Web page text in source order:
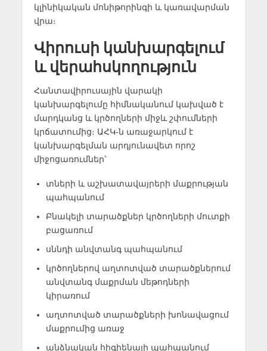
կլինիկական մոնիթորինգի և կառավարման
վրա։
Վիրուսի կանխարգելում
և վերահսկողություն
Հանտավիրուսային վարակի
կանխարգելումը հիմնականում կախված է
մարդկանց և կրծողների միջև շփումների
կրճատումից։ ԱՀԿ-ն առաջարկում է
կանխարգելման արդյունավետ որոշ
միջոցառումներ՝
տների և աշխատավայրերի մաքրության
պահպանում
Բնակելի տարածքներ կրծողների մուտքի
բացառում
սննդի անվտանգ պահպանում
կրծողներով աղտոտված տարածքներում
անվտանգ մաքրման մեթոդների
կիրառում
աղտոտված տարածքների խոնավացում
մաքրումից առաջ
անձնական հիգիենայի պահպանում